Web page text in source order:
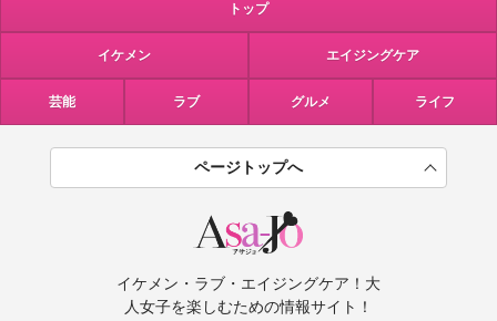
トップ
イケメン エイジングケア
芸能 ラブ グルメ ライフ
ページトップへ
イケメン・ラブ・エイジングケア！大
人女子を楽しむための情報サイト！